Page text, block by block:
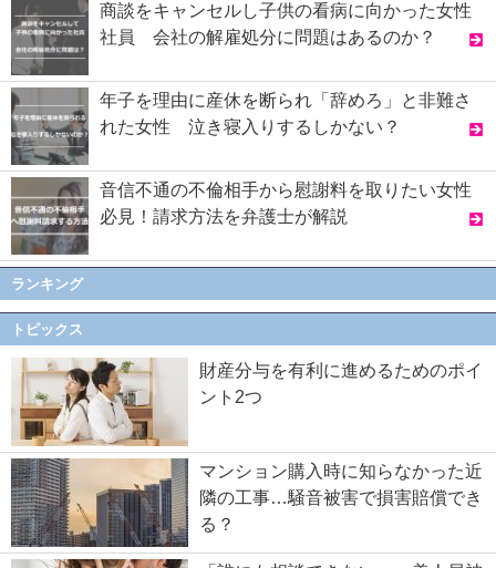
商談をキャンセルし子供の看病に向かった女性
社員 会社の解雇処分に問題はあるのか？
年子を理由に産休を断られ「辞めろ」と非難さ
れた女性 泣き寝入りするしかない？
音信不通の不倫相手から慰謝料を取りたい女性
必見！請求方法を弁護士が解説
ランキング
トピックス
財産分与を有利に進めるためのポイ
ント2つ
マンション購入時に知らなかった近
隣の工事…騒音被害で損害賠償でき
る？